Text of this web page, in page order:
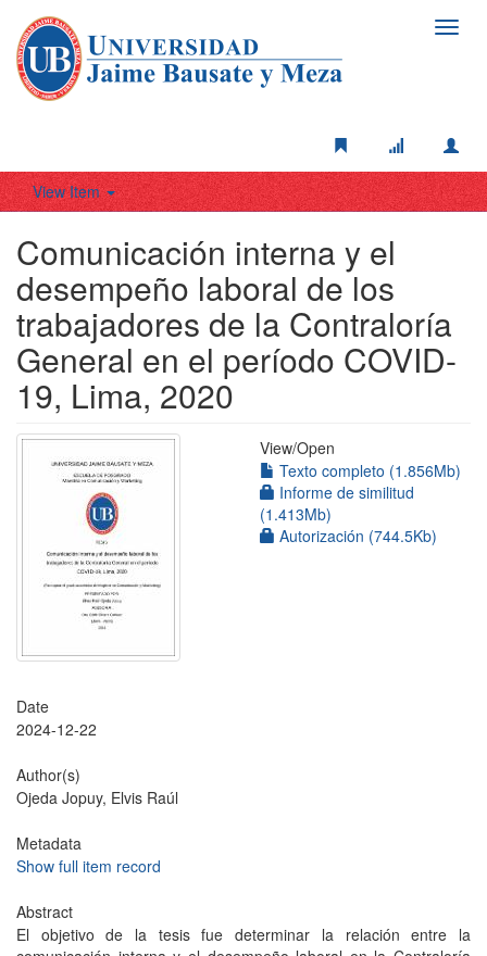
View Item
Comunicación interna y el
desempeño laboral de los
trabajadores de la Contraloría
General en el período COVID-
19, Lima, 2020
View/Open
Texto completo (1.856Mb)
Informe de similitud
(1.413Mb)
Autorización (744.5Kb)
Date
2024-12-22
Author(s)
Ojeda Jopuy, Elvis Raúl
Metadata
Show full item record
Abstract
El objetivo de la tesis fue determinar la relación entre la